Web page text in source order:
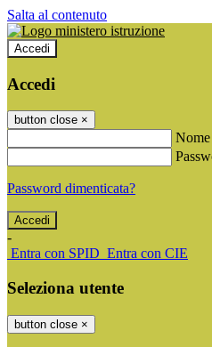
Salta al contenuto
Accedi
Accedi
button close ×
Password dimenticata?
-
Entra con SPID Entra con CIE
Seleziona utente
button close ×